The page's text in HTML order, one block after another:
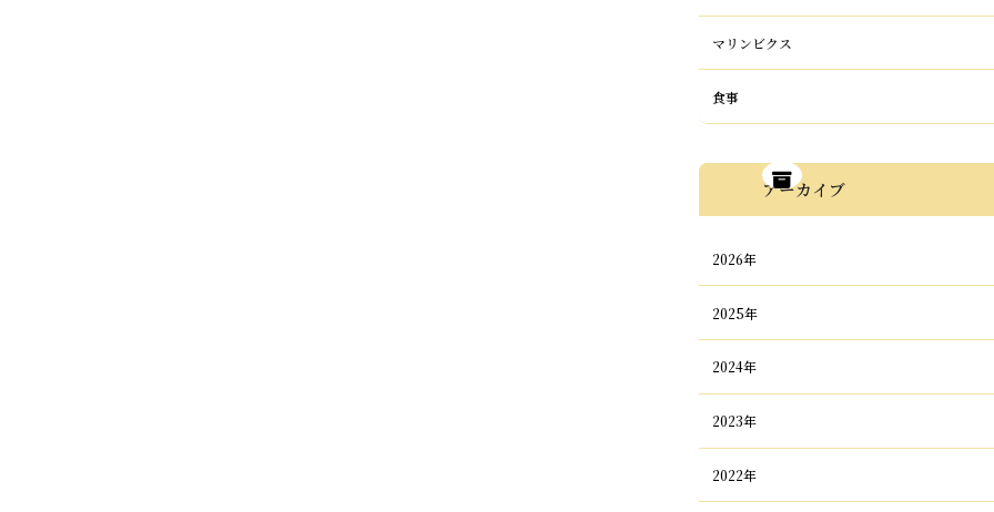
マリンビクス
食事
アーカイブ
2026年
2025年
2024年
2023年
2022年